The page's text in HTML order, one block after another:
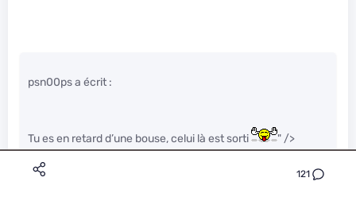
121
psn00ps a écrit :
Tu es en retard d’une bouse, celui là est sorti " />